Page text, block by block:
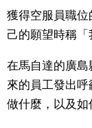
政治外交
社會
財經
獲得空服員職
己的願望時稱「
在馬自達的廣
來的員工發出
做什麼，以及如